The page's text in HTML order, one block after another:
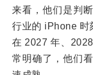
来看，他们是判
行业的 iPhone 时
在 2027 年、
常明确了，他们